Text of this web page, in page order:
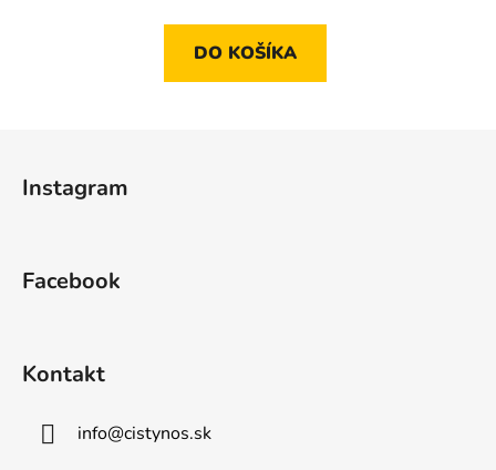
DO KOŠÍKA
Instagram
Facebook
Kontakt
info@cistynos.sk